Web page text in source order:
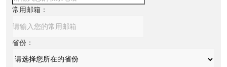
常用邮箱：
省份：